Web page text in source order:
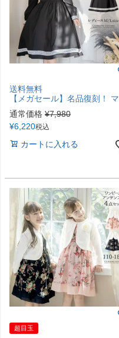
送料無料
【メガセール】名品復刻！ マルグレーテ ワンピース レディース ジュニア 黒 きちんとワンピース M L クラシカル ロリータ アリスコレクション ハロウィン TAK キャサリンコテージ
通常価格 ¥7,980
¥6,220税込
カートに入れる
超目玉